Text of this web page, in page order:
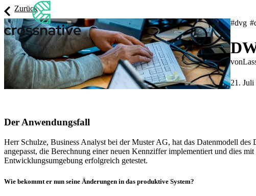
Zurück
#dvg
von
21. Juli
Der Anwendungsfall
Herr Schulze, Business Analyst bei der Muster AG, hat das Datenmodell des
angepasst, die Berechnung einer neuen Kennziffer implementiert und dies mit
Entwicklungsumgebung erfolgreich getestet.
Wie bekommt er nun seine Änderungen in das produktive System?